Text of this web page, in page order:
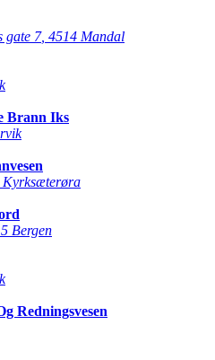
gate 7, 4514 Mandal
Brann Iks
Kyrksæterøra
Bergen
Redningsvesen